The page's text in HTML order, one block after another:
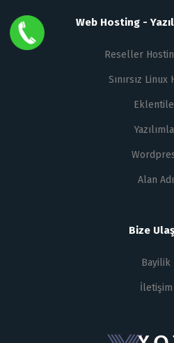
Web Hosting -
Reseller
Sınırsız Linux
Alan Adı
Bize
Bayilik
İletişim